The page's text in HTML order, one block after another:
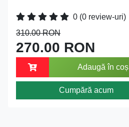
0 (0 review-uri)
310.00 RON
270.00 RON
Adaugă în coș
Cumpără acum